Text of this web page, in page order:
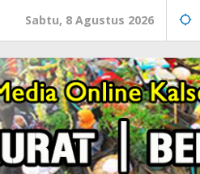
Sabtu, 8 Agustus 2026